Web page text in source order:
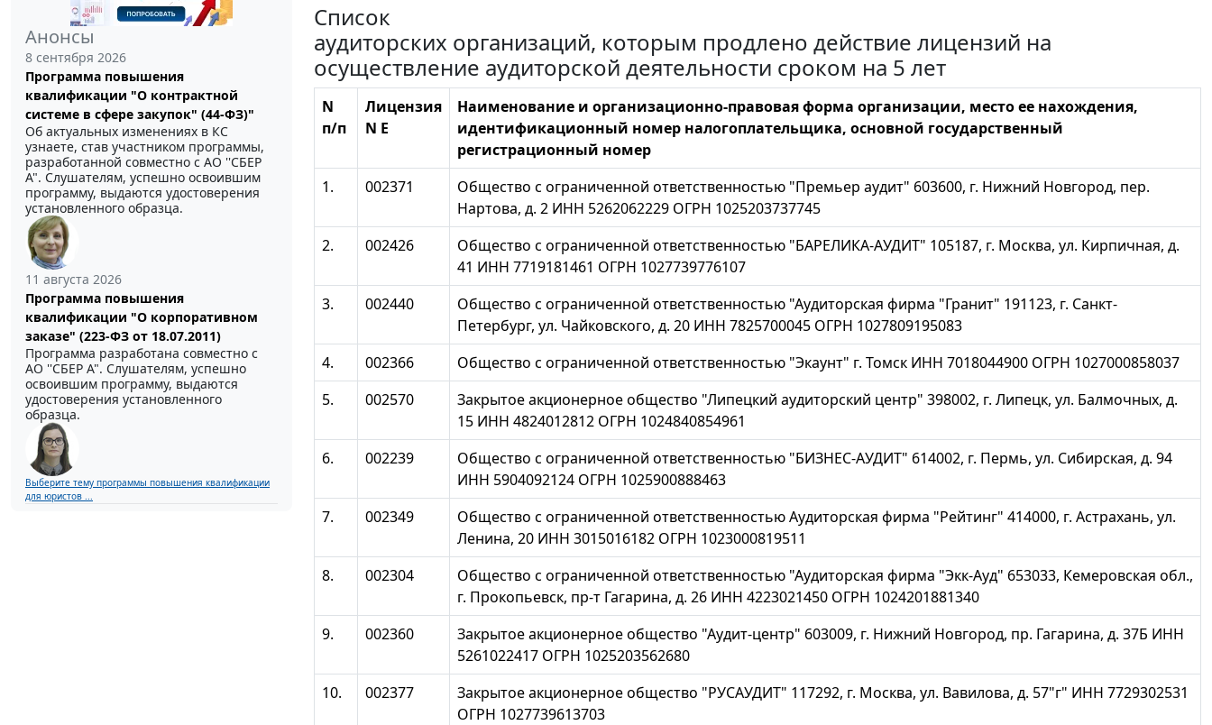
Анонсы
8 сентября 2026
Программа повышения
квалификации "О контрактной
системе в сфере закупок" (44-ФЗ)"
Об актуальных изменениях в КС
узнаете, став участником программы,
разработанной совместно с АО ''СБЕР
А". Слушателям, успешно освоившим
программу, выдаются удостоверения
установленного образца.
11 августа 2026
Программа повышения
квалификации "О корпоративном
заказе" (223-ФЗ от 18.07.2011)
Программа разработана совместно с
АО ''СБЕР А". Слушателям, успешно
освоившим программу, выдаются
удостоверения установленного
образца.
Выберите тему программы повышения квалификации
для юристов ...
Список
аудиторских организаций, которым продлено действие лицензий на
осуществление аудиторской деятельности сроком на 5 лет
N
п/п
Лицензия
N Е
Наименование и организационно-правовая форма организации, место ее нахождения,
идентификационный номер налогоплательщика, основной государственный
регистрационный номер
1.
002371
Общество с ограниченной ответственностью "Премьер аудит" 603600, г. Нижний Новгород, пер.
Нартова, д. 2 ИНН 5262062229 ОГРН 1025203737745
2.
002426
Общество с ограниченной ответственностью "БАРЕЛИКА-АУДИТ" 105187, г. Москва, ул. Кирпичная, д.
41 ИНН 7719181461 ОГРН 1027739776107
3.
002440
Общество с ограниченной ответственностью "Аудиторская фирма "Гранит" 191123, г. Санкт-
Петербург, ул. Чайковского, д. 20 ИНН 7825700045 ОГРН 1027809195083
4.
002366
Общество с ограниченной ответственностью "Экаунт" г. Томск ИНН 7018044900 ОГРН 1027000858037
5.
002570
Закрытое акционерное общество "Липецкий аудиторский центр" 398002, г. Липецк, ул. Балмочных, д.
15 ИНН 4824012812 ОГРН 1024840854961
6.
002239
Общество с ограниченной ответственностью "БИЗНЕС-АУДИТ" 614002, г. Пермь, ул. Сибирская, д. 94
ИНН 5904092124 ОГРН 1025900888463
7.
002349
Общество с ограниченной ответственностью Аудиторская фирма "Рейтинг" 414000, г. Астрахань, ул.
Ленина, 20 ИНН 3015016182 ОГРН 1023000819511
8.
002304
Общество с ограниченной ответственностью "Аудиторская фирма "Экк-Ауд" 653033, Кемеровская обл.,
г. Прокопьевск, пр-т Гагарина, д. 26 ИНН 4223021450 ОГРН 1024201881340
9.
002360
Закрытое акционерное общество "Аудит-центр" 603009, г. Нижний Новгород, пр. Гагарина, д. 37Б ИНН
5261022417 ОГРН 1025203562680
10.
002377
Закрытое акционерное общество "РУСАУДИТ" 117292, г. Москва, ул. Вавилова, д. 57"г" ИНН 7729302531
ОГРН 1027739613703